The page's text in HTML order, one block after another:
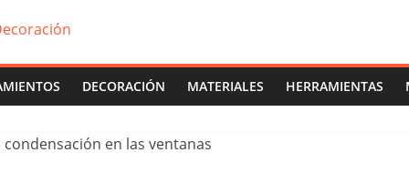
DECORACIÓN MATERIALES HERRAMIENTAS